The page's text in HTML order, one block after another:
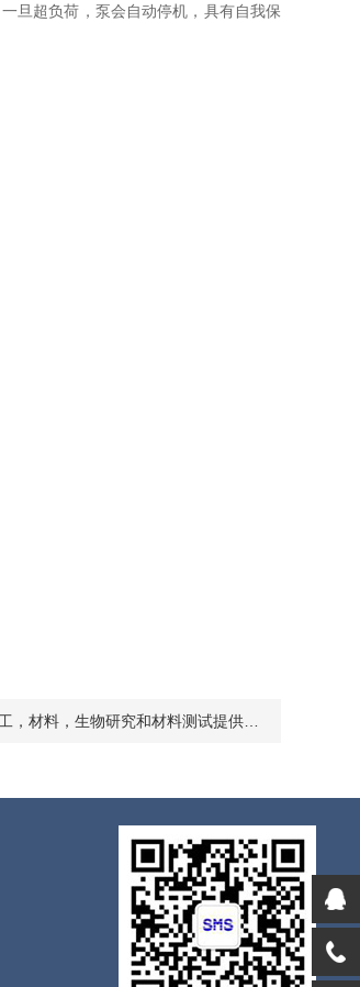
旦超负荷，泵会自动停机，具有自我保
料，生物研究和材料测试提供解决方案